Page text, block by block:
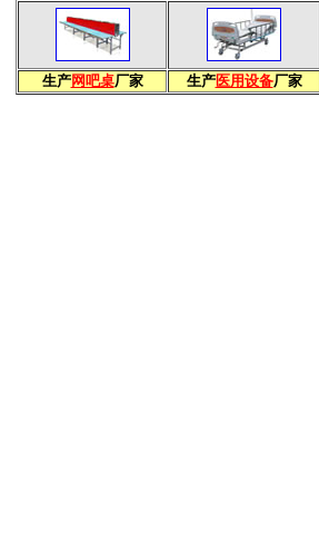
生产网吧桌厂家 生产医用设备厂家